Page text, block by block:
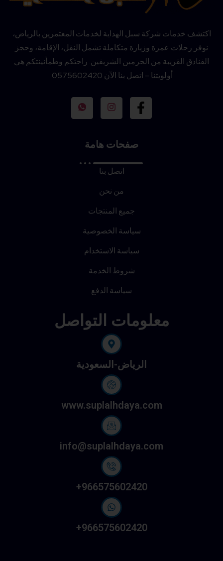
اكتشف خدمات شركة سبل الهداية لخدمات المعتمرين بالرياض،
نوفر رحلات عمرة وزيارة متكاملة تشمل النقل، الإقامة، وحجز
الفنادق القريبة من الحرمين الشريفين. راحتكم وطمأنينتكم هي
أولويتنا – اتصل بنا الآن 0575602420.
صفحات هامة
اتصل بنا
من نحن
جميع المنتجات
سياسة الخصوصية
سياسة الاستخدام
شروط الخدمة
سياسة الدفع
معلومات التواصل
الرياض-السعودية
www.suplalhdaya.com
info@suplalhdaya.com
966575602420+
966575602420+